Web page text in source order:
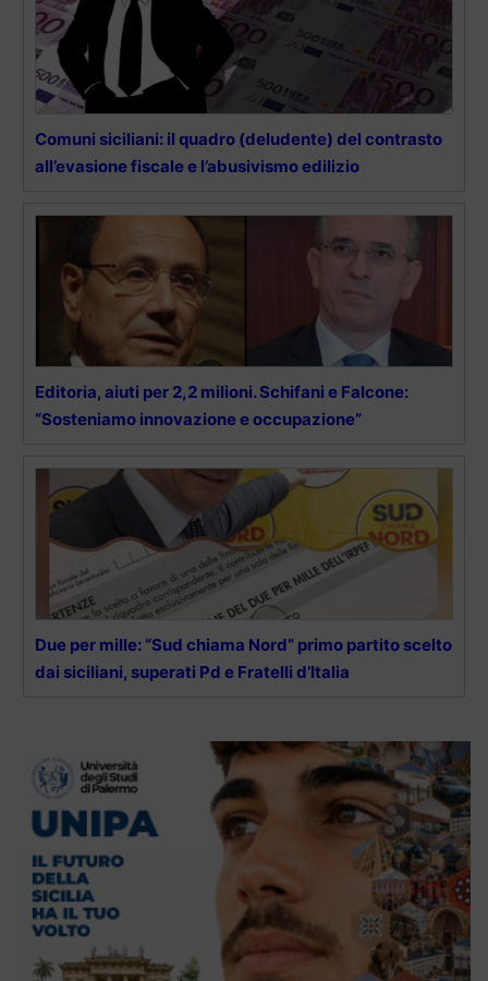
Comuni siciliani: il quadro (deludente) del contrasto
all’evasione fiscale e l’abusivismo edilizio
Editoria, aiuti per 2,2 milioni. Schifani e Falcone:
“Sosteniamo innovazione e occupazione”
Due per mille: “Sud chiama Nord” primo partito scelto
dai siciliani, superati Pd e Fratelli d’Italia